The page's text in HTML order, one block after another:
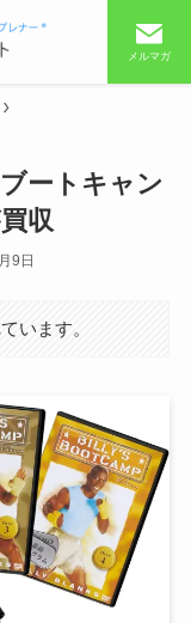
メルマガ
ートキャン
収
9日
います。